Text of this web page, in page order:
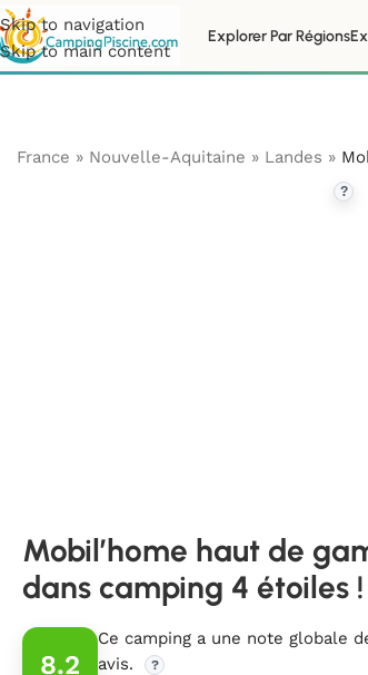
Skip to navigation
Skip to main content
Explorer Par Régions
France » Nouvelle-Aquitaine » Landes »
?
Mobil’home haut de
dans camping 4 étoiles !
8.2
Ce camping a une note globale
avis.
?